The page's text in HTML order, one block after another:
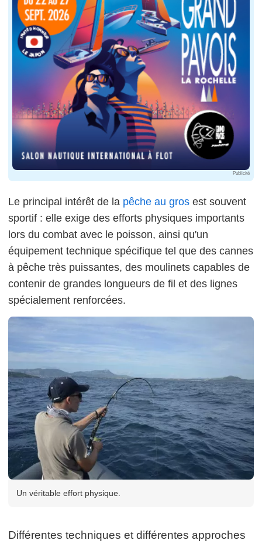
Publicité
Le principal intérêt de la pêche au gros est souvent
sportif : elle exige des efforts physiques importants
lors du combat avec le poisson, ainsi qu'un
équipement technique spécifique tel que des cannes
à pêche très puissantes, des moulinets capables de
contenir de grandes longueurs de fil et des lignes
spécialement renforcées.
Un véritable effort physique.
Différentes techniques et différentes approches